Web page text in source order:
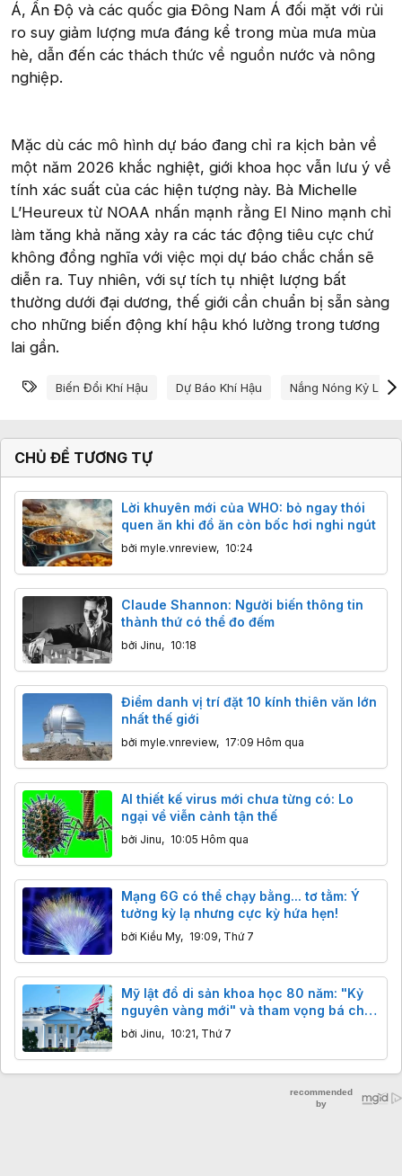
Á, Ấn Độ và các quốc gia Đông Nam Á đối mặt với rủi
ro suy giảm lượng mưa đáng kể trong mùa mưa mùa
hè, dẫn đến các thách thức về nguồn nước và nông
nghiệp.
Mặc dù các mô hình dự báo đang chỉ ra kịch bản về
một năm 2026 khắc nghiệt, giới khoa học vẫn lưu ý về
tính xác suất của các hiện tượng này. Bà Michelle
L’Heureux từ NOAA nhấn mạnh rằng El Nino mạnh chỉ
làm tăng khả năng xảy ra các tác động tiêu cực chứ
không đồng nghĩa với việc mọi dự báo chắc chắn sẽ
diễn ra. Tuy nhiên, với sự tích tụ nhiệt lượng bất
thường dưới đại dương, thế giới cần chuẩn bị sẵn sàng
cho những biến động khí hậu khó lường trong tương
lai gần.
Từ khóa
Biến Đổi Khí Hậu Dự Báo Khí Hậu Nắng Nóng Kỷ Lục
CHỦ ĐỀ TƯƠNG TỰ
Lời khuyên mới của WHO: bỏ ngay thói
quen ăn khi đồ ăn còn bốc hơi nghi ngút
bởi myle.vnreview, 10:24
Claude Shannon: Người biến thông tin
thành thứ có thể đo đếm
bởi Jinu, 10:18
Điểm danh vị trí đặt 10 kính thiên văn lớn
nhất thế giới
bởi myle.vnreview, 17:09 Hôm qua
AI thiết kế virus mới chưa từng có: Lo
ngại về viễn cảnh tận thế
bởi Jinu, 10:05 Hôm qua
Mạng 6G có thể chạy bằng... tơ tằm: Ý
tưởng kỳ lạ nhưng cực kỳ hứa hẹn!
bởi Kiều My, 19:09, Thứ 7
Mỹ lật đổ di sản khoa học 80 năm: "Kỷ
nguyên vàng mới" và tham vọng bá chủ
công nghệ
bởi Jinu, 10:21, Thứ 7